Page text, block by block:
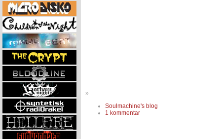
»
Soulmachine's blog
1 kommentar